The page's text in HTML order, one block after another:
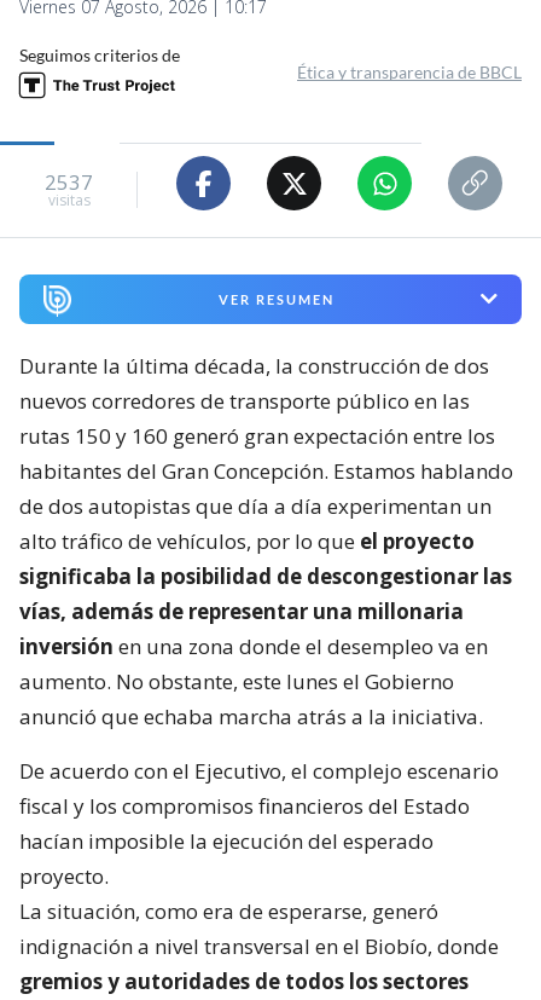
Viernes 07 Agosto, 2026 | 10:17
Seguimos criterios de
Ética y transparencia de BBCL
2537
visitas
VER RESUMEN
Durante la última década, la construcción de dos
nuevos corredores de transporte público en las
rutas 150 y 160 generó gran expectación entre los
habitantes del Gran Concepción. Estamos hablando
de dos autopistas que día a día experimentan un
alto tráfico de vehículos, por lo que el proyecto
significaba la posibilidad de descongestionar las
vías, además de representar una millonaria
inversión en una zona donde el desempleo va en
aumento. No obstante, este lunes el Gobierno
anunció que echaba marcha atrás a la iniciativa.
De acuerdo con el Ejecutivo, el complejo escenario
fiscal y los compromisos financieros del Estado
hacían imposible la ejecución del esperado
proyecto.
La situación, como era de esperarse, generó
indignación a nivel transversal en el Biobío, donde
gremios y autoridades de todos los sectores